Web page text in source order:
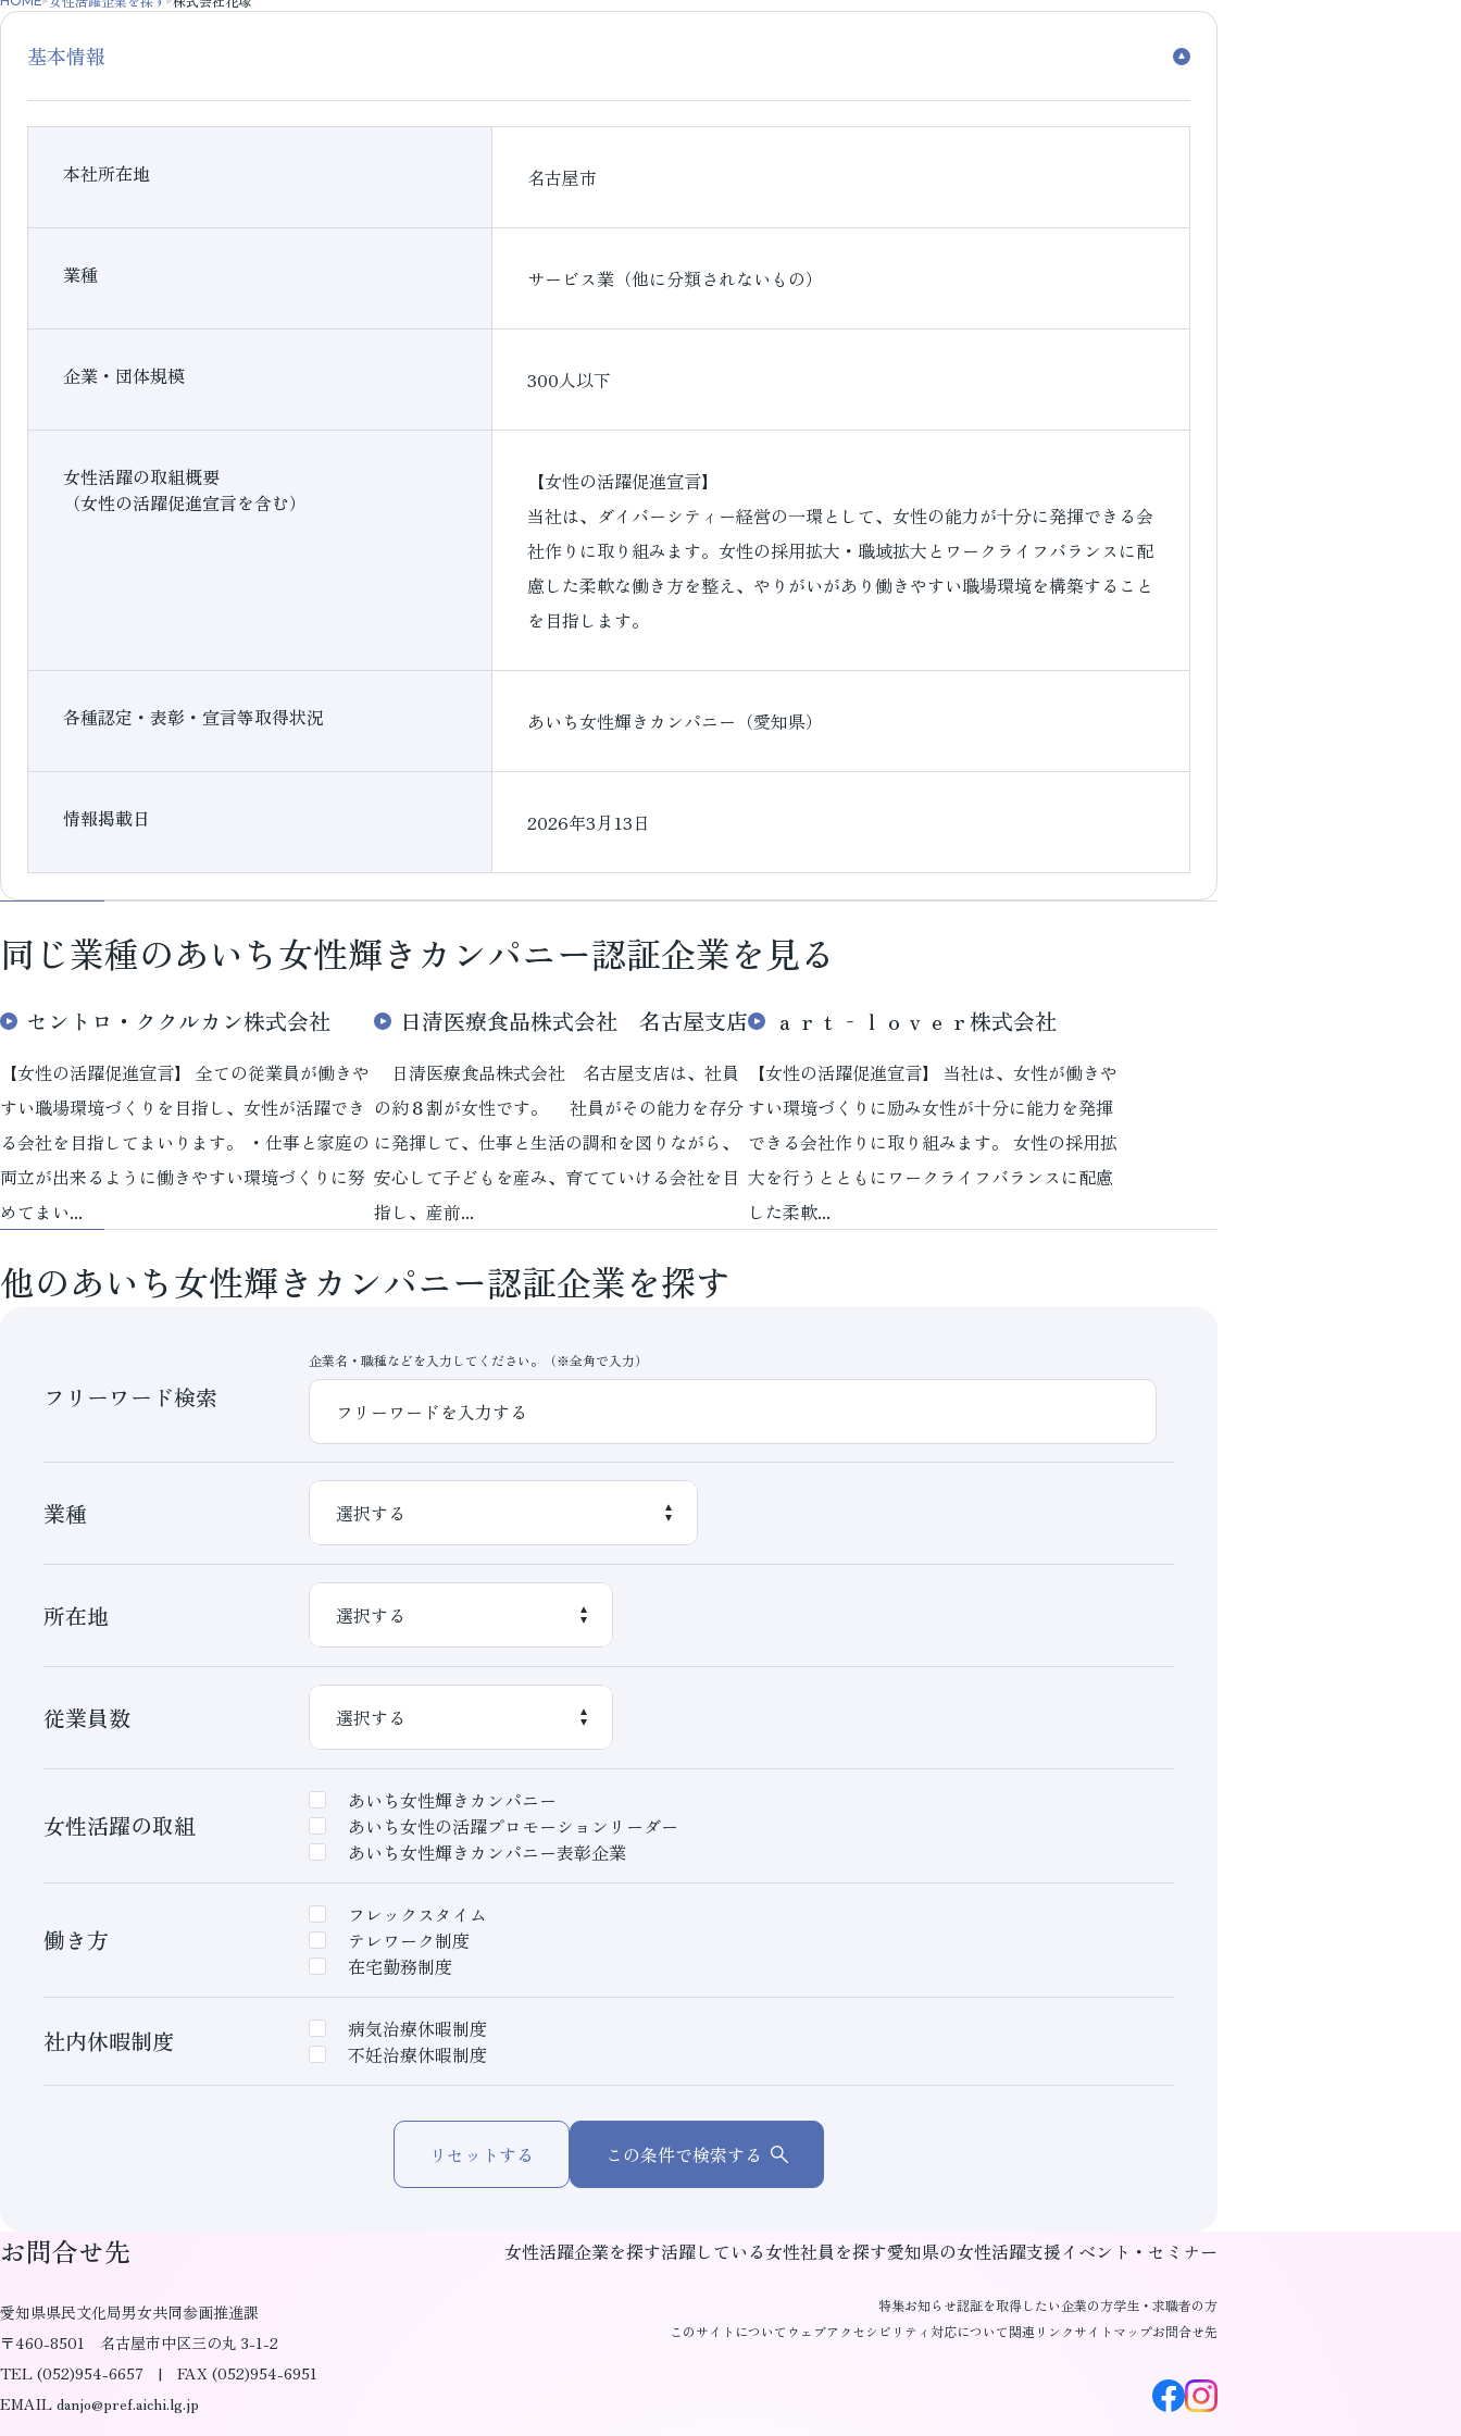
基本情報
本社所在地 名古屋市
業種 サービス業（他に分類されないもの）
企業・団体規模 300人以下
女性活躍の取組概要
（女性の活躍促進宣言を含む）
【女性の活躍促進宣言】
当社は、ダイバーシティー経営の一環として、女性の能力が十分に発揮できる会
社作りに取り組みます。女性の採用拡大・職域拡大とワークライフバランスに配
慮した柔軟な働き方を整え、やりがいがあり働きやすい職場環境を構築すること
を目指します。
各種認定・表彰・宣言等取得状況 あいち女性輝きカンパニー（愛知県）
情報掲載日 2026年3月13日
同じ業種のあいち女性輝きカンパニー認証企業を見る
セントロ・ククルカン株式会社
【女性の活躍促進宣言】 全ての従業員が働きや
すい職場環境づくりを目指し、女性が活躍でき
る会社を目指してまいります。 ・仕事と家庭の
両立が出来るように働きやすい環境づくりに努
めてまい...
日清医療食品株式会社 名古屋支店
日清医療食品株式会社 名古屋支店は、社員
の約８割が女性です。 社員がその能力を存分
に発揮して、仕事と生活の調和を図りながら、
安心して子どもを産み、育てていける会社を目
指し、産前...
ａｒｔ‐ｌｏｖｅｒ株式会社
【女性の活躍促進宣言】 当社は、女性が働きや
すい環境づくりに励み女性が十分に能力を発揮
できる会社作りに取り組みます。 女性の採用拡
大を行うとともにワークライフバランスに配慮
した柔軟...
他のあいち女性輝きカンパニー認証企業を探す
フリーワード検索
企業名・職種などを入力してください。（※全角で入力）
業種
所在地
従業員数
女性活躍の取組
あいち女性輝きカンパニー
あいち女性の活躍プロモーションリーダー
あいち女性輝きカンパニー表彰企業
働き方
フレックスタイム
テレワーク制度
在宅勤務制度
社内休暇制度
病気治療休暇制度
不妊治療休暇制度
この条件で検索する
リセットする
お問合せ先
愛知県県民文化局男女共同参画推進課
〒460-8501 名古屋市中区三の丸 3-1-2
TEL (052)954-6657 | FAX (052)954-6951
EMAIL danjo@pref.aichi.lg.jp
女性活躍企業を探す活躍している女性社員を探す愛知県の女性活躍支援イベント・セミナー
特集お知らせ認証を取得したい企業の方学生・求職者の方
このサイトについて ウェブアクセシビリティ対応について関連リンクサイトマップお問合せ先